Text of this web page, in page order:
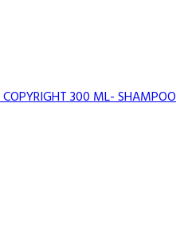
300 ML- SHAMPOO